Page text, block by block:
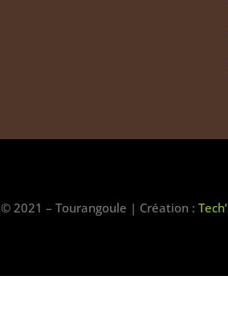
© 2021 – Tourangoule | Création :